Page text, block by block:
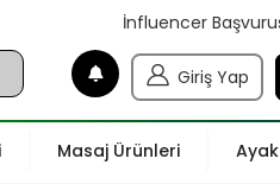
İnfluencer
Giriş Yap
Masaj Ürünleri